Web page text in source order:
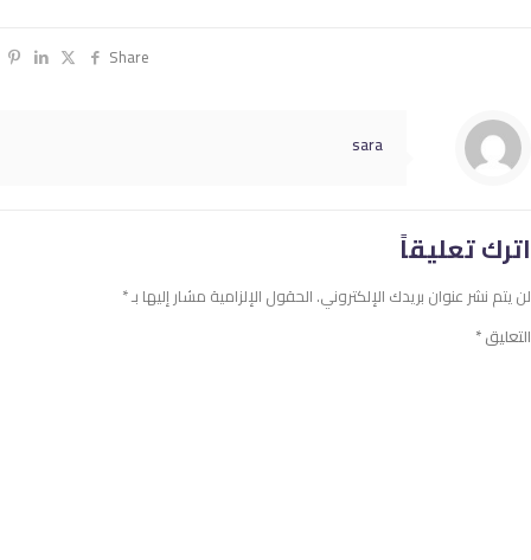
Share
sara
اترك تعليقاً
لن يتم نشر عنوان بريدك الإلكتروني. الحقول الإلزامية مشار إليها بـ*
التعليق*